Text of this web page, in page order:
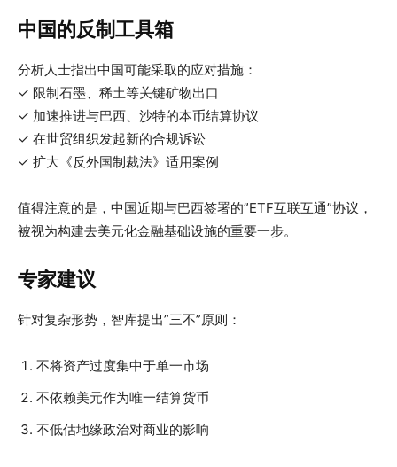
中国的反制工具箱
分析人士指出中国可能采取的应对措施：
✓ 限制石墨、稀土等关键矿物出口
✓ 加速推进与巴西、沙特的本币结算协议
✓ 在世贸组织发起新的合规诉讼
✓ 扩大《反外国制裁法》适用案例
值得注意的是，中国近期与巴西签署的”ETF互联互通”协议，
被视为构建去美元化金融基础设施的重要一步。
专家建议
针对复杂形势，智库提出”三不”原则：
不将资产过度集中于单一市场
不依赖美元作为唯一结算货币
不低估地缘政治对商业的影响